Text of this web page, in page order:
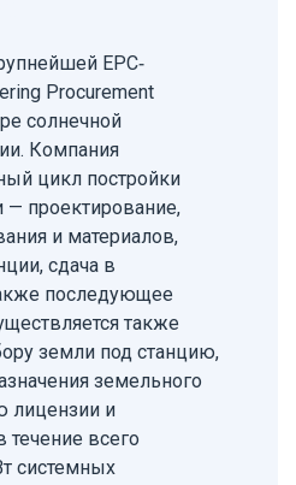
EPC-
Procurement
солнечной
Компания
цикл постройки
— проектирование,
и материалов,
сдача в
последующее
также
земли под станцию,
земельного
лицензии и
всего
системных